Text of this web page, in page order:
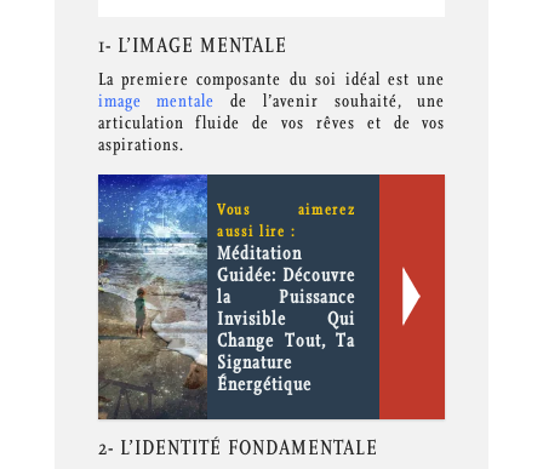
1- L’IMAGE MENTALE
La premiere composante du soi idéal est une
image mentale de l’avenir souhaité, une
articulation fluide de vos rêves et de vos
aspirations.
Vous aimerez
aussi lire :
Méditation
Guidée: Découvre
la Puissance
Invisible Qui
Change Tout, Ta
Signature
Énergétique
2- L’IDENTITÉ FONDAMENTALE